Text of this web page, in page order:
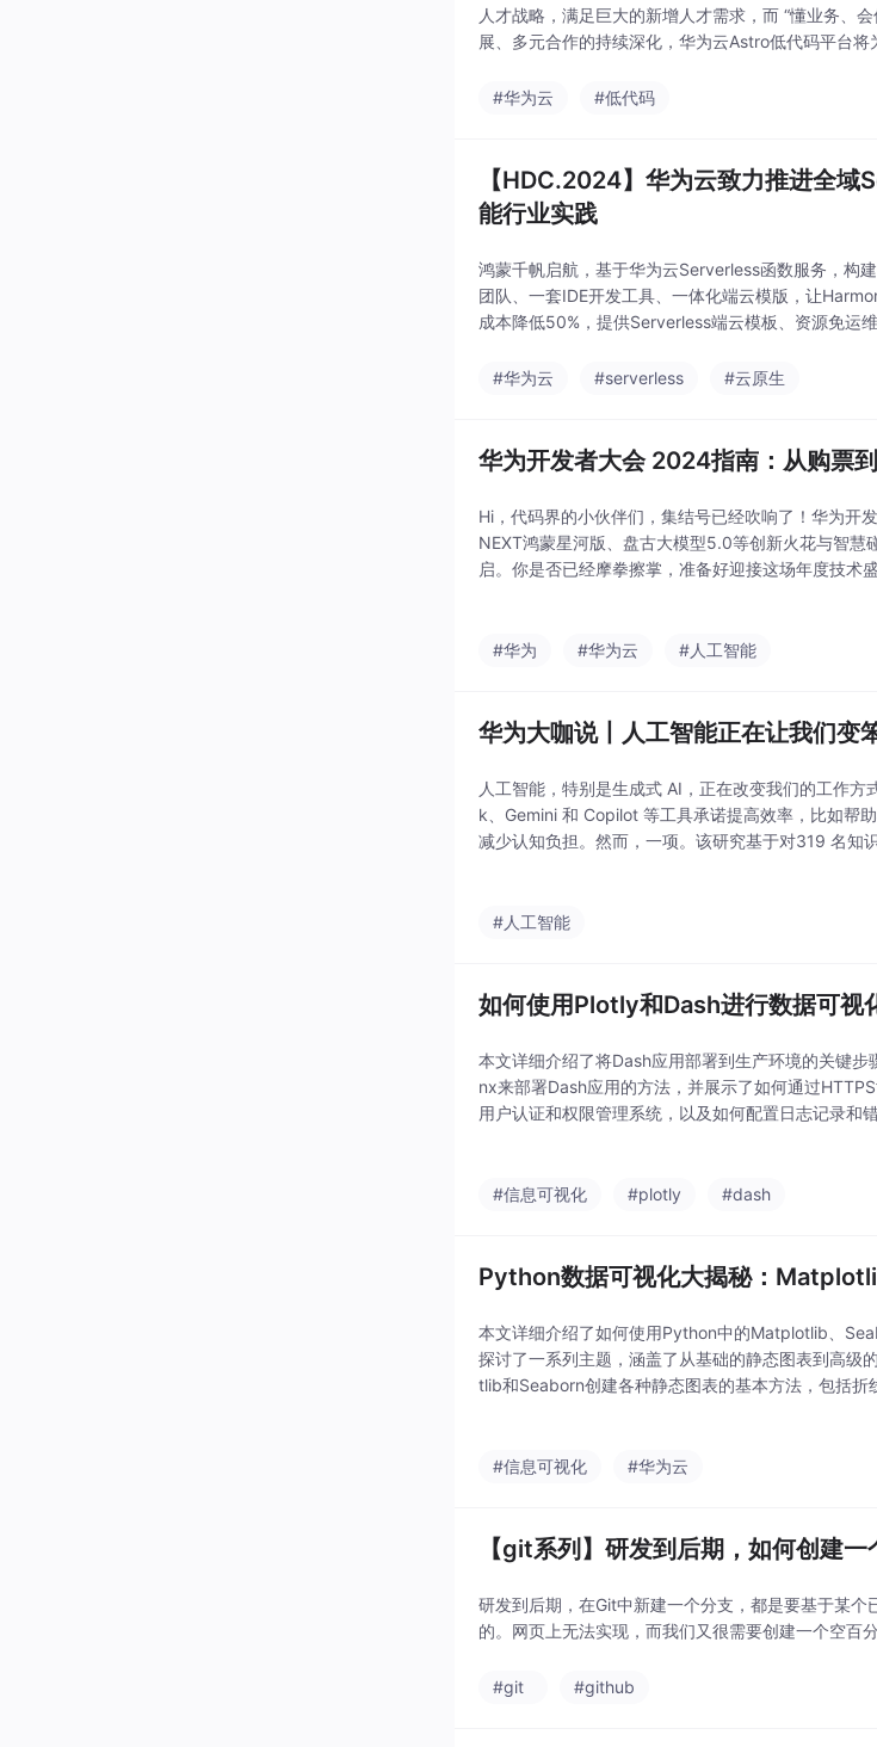
人才战略，满足巨大的新增人才需求，而 “懂业务、
展、多元合作的持续深化，华为云Astro低代码平台
心竞争
#华为云 #低代码
【HDC.2024】华为云致力推进全
能行业实践
鸿蒙千帆启航，基于华为云Serverless函数服务，构
团队、一套IDE开发工具、一体化端云模版，让
成本降低50%，提供Serverless端云模板、资源免运
#华为云
#serverless #云原生
华为开发者大会 2024指南：从购票
Hi，代码界的小伙伴们，集结号已经吹响了！华为
NEXT鸿蒙星河版、盘古大模型5.0等创新火花与智
启。你是否已经摩拳擦掌，准备好迎接这场年度技术
#华为 #华为云 #人工智能
华为大咖说丨人工智能正在让我们变
人工智能，特别是生成式 AI，正在改变我们的工作
k、Gemini 和 Copilot 等工具承诺提高效率，比如帮
减少认知负担。然而，一项。该研究基于对319 名知
#人工智能
如何使用Plotly和Dash进行数据可视
本文详细介绍了将Dash应用部署到生产环境的关键
nx来部署Dash应用的方法，并展示了如何通过
用户认证和权限管理系统，以及如何配置日志记录和
#信息可视化 #plotly #dash
Python数据可视化大揭秘：
本文详细介绍了如何使用Python中的Matplotlib、
探讨了一系列主题，涵盖了从基础的静态图表到高
tlib和Seaborn创建各种静态图表的基本方法，包括
#信息可视化 #华为云
【git系列】研发到后期，如何创建一
研发到后期，在Git中新建一个分支，都是要基于某
的。网页上无法实现，而我们又很需要创建一个空百
#git #github